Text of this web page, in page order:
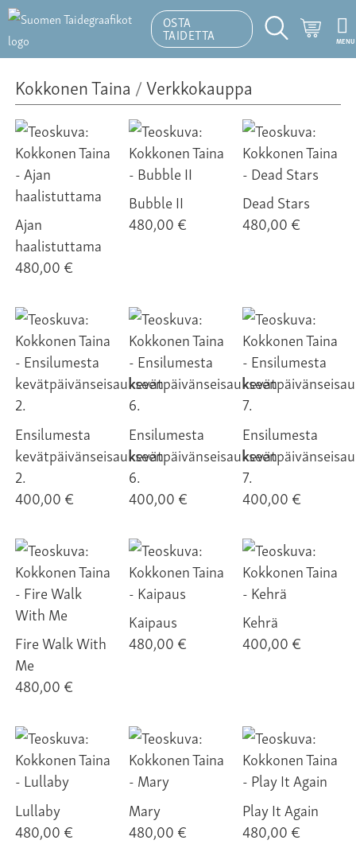
OSTA
TAIDETTA
Hakutoiminto
MENU
Kokkonen Taina /Verkkokauppa
Ajan
haalistuttama
480,00 €
Bubble II
480,00 €
Dead Stars
480,00 €
Ensilumesta
kevätpäivänseisaukseen
2.
400,00 €
Ensilumesta
kevätpäivänseisaukseen
6.
400,00 €
Ensilumesta
7.
400,00 €
Fire Walk With
Me
480,00 €
Kaipaus
480,00 €
Kehrä
400,00 €
Lullaby
480,00 €
Mary
480,00 €
Play It Again
480,00 €